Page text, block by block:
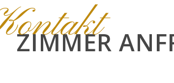
ZIMMER